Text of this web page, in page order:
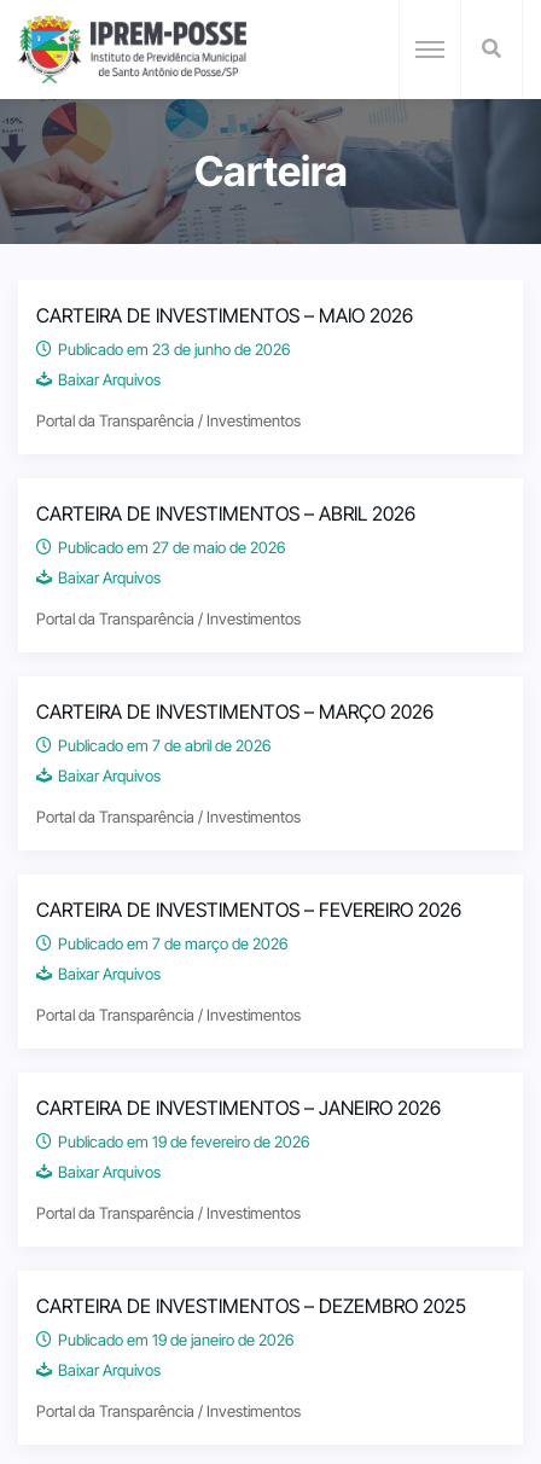
Carteira
CARTEIRA DE INVESTIMENTOS – MAIO 2026
Publicado em 23 de junho de 2026
Baixar Arquivos
Portal da Transparência / Investimentos
CARTEIRA DE INVESTIMENTOS – ABRIL 2026
Publicado em 27 de maio de 2026
Baixar Arquivos
Portal da Transparência / Investimentos
CARTEIRA DE INVESTIMENTOS – MARÇO 2026
Publicado em 7 de abril de 2026
Baixar Arquivos
Portal da Transparência / Investimentos
CARTEIRA DE INVESTIMENTOS – FEVEREIRO 2026
Publicado em 7 de março de 2026
Baixar Arquivos
Portal da Transparência / Investimentos
CARTEIRA DE INVESTIMENTOS – JANEIRO 2026
Publicado em 19 de fevereiro de 2026
Baixar Arquivos
Portal da Transparência / Investimentos
CARTEIRA DE INVESTIMENTOS – DEZEMBRO 2025
Publicado em 19 de janeiro de 2026
Baixar Arquivos
Portal da Transparência / Investimentos